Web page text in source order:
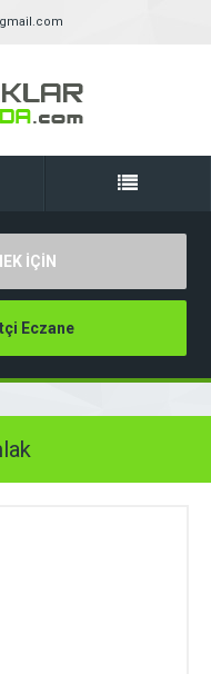
İÇİN
Eczane